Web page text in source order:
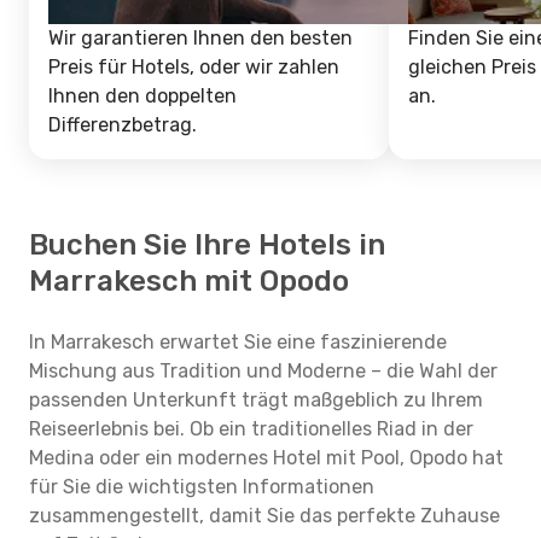
Wir garantieren Ihnen den besten
Preis für Hotels, oder wir zahlen
Ihnen den doppelten
Differenzbetrag.
Finden Sie
gleichen
an.
Buchen Sie Ihre Hotels in
Marrakesch mit Opodo
In Marrakesch erwartet Sie eine faszinierende
Mischung aus Tradition und Moderne – die Wahl der
passenden Unterkunft trägt maßgeblich zu Ihrem
Reiseerlebnis bei. Ob ein traditionelles Riad in der
Medina oder ein modernes Hotel mit Pool, Opodo hat
für Sie die wichtigsten Informationen
zusammengestellt, damit Sie das perfekte Zuhause